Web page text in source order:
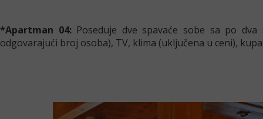
*Apartman 04:Poseduje dve spavaće sobe sa po
odgovarajući broj osoba), TV, klima (uključena u ceni),